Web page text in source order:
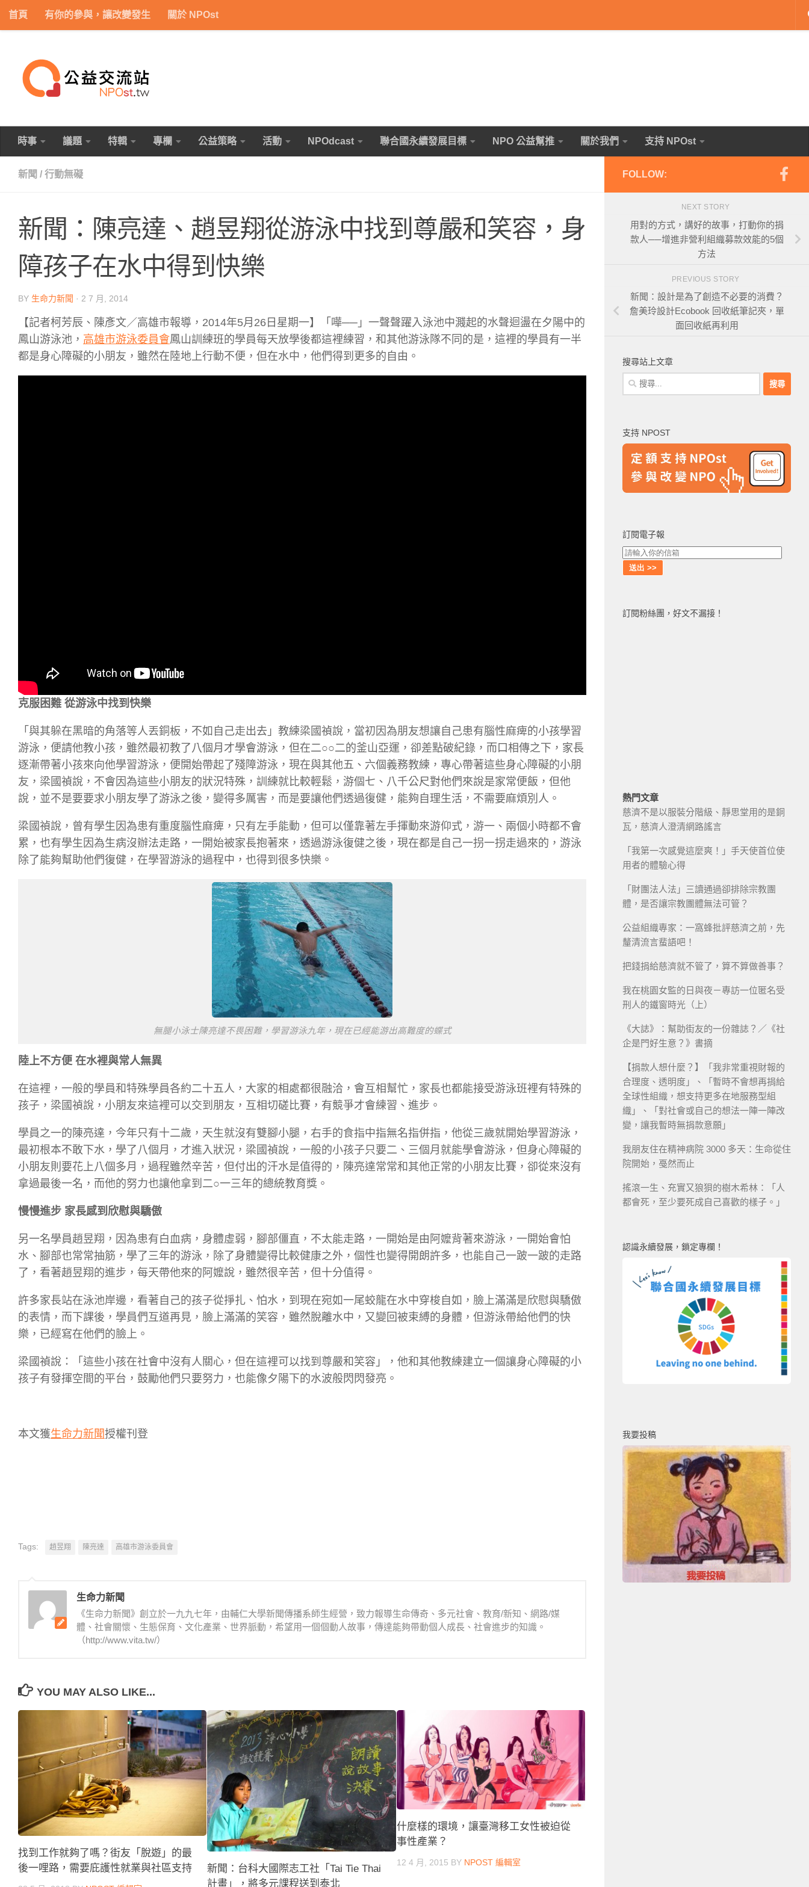
Skip to content
首頁 有你的參與，讓改變發生 關於 NPOst
時事 議題 特輯 專欄 公益策略 活動 NPOdcast 聯合國永續發展目標 NPO 公益幫推 關於我們 支持 NPOst
新聞 / 行動無礙
新聞：陳亮達、趙昱翔從游泳中找到尊嚴和笑容，身
障孩子在水中得到快樂
BY 生命力新聞 · 2 7 月, 2014
【記者柯芳辰、陳彥文／高雄市報導，2014年5月26日星期一】「嘩──」一聲聲躍入泳池中濺起的水聲迴盪在夕陽中的
鳳山游泳池， 高雄市游泳委員會鳳山訓練班的學員每天放學後都這裡練習，和其他游泳隊不同的是，這裡的學員有一半
都是身心障礙的小朋友，雖然在陸地上行動不便，但在水中，他們得到更多的自由。
克服困難 從游泳中找到快樂
「與其躲在黑暗的角落等人丟銅板，不如自己走出去」教練梁國禎說，當初因為朋友想讓自己患有腦性麻痺的小孩學習
游泳，便請他教小孩，雖然最初教了八個月才學會游泳，但在二○○二的釜山亞運，卻差點破紀錄，而口相傳之下，家長
逐漸帶著小孩來向他學習游泳，便開始帶起了殘障游泳，現在與其他五、六個義務教練，專心帶著這些身心障礙的小朋
友，梁國禎說，不會因為這些小朋友的狀況特殊，訓練就比較輕鬆，游個七、八千公尺對他們來說是家常便飯，但他
說，並不是要要求小朋友學了游泳之後，變得多厲害，而是要讓他們透過復健，能夠自理生活，不需要麻煩別人。
梁國禎說，曾有學生因為患有重度腦性麻痺，只有左手能動，但可以僅靠著左手揮動來游仰式，游一、兩個小時都不會
累，也有學生因為生病沒辦法走路，一開始被家長抱著來，透過游泳復健之後，現在都是自己一拐一拐走過來的，游泳
除了能夠幫助他們復健，在學習游泳的過程中，也得到很多快樂。
無腿小泳士陳亮達不畏困難，學習游泳九年，現在已經能游出高難度的蝶式
陸上不方便 在水裡與常人無異
在這裡，一般的學員和特殊學員各約二十五人，大家的相處都很融洽，會互相幫忙，家長也都能接受游泳班裡有特殊的
孩子，梁國禎說，小朋友來這裡可以交到朋友，互相切磋比賽，有競爭才會練習、進步。
學員之一的陳亮達，今年只有十二歲，天生就沒有雙腳小腿，右手的食指中指無名指併指，他從三歲就開始學習游泳，
最初根本不敢下水，學了八個月，才進入狀況，梁國禎說，一般的小孩子只要二、三個月就能學會游泳，但身心障礙的
小朋友則要花上八個多月，過程雖然辛苦，但付出的汗水是值得的，陳亮達常常和其他正常的小朋友比賽，卻從來沒有
拿過最後一名，而他的努力也讓他拿到二○一三年的總統教育獎。
慢慢進步 家長感到欣慰與驕傲
另一名學員趙昱翔，因為患有白血病，身體虛弱，腳部僵直，不太能走路，一開始是由阿嬤背著來游泳，一開始會怕
水、腳部也常常抽筋，學了三年的游泳，除了身體變得比較健康之外，個性也變得開朗許多，也能自己一跛一跛的走路
了，看著趙昱翔的進步，每天帶他來的阿嬤說，雖然很辛苦，但十分值得。
許多家長站在泳池岸邊，看著自己的孩子從掙扎、怕水，到現在宛如一尾蛟龍在水中穿梭自如，臉上滿滿是欣慰與驕傲
的表情，而下課後，學員們互道再見，臉上滿滿的笑容，雖然脫離水中，又變回被束縛的身體，但游泳帶給他們的快
樂，已經寫在他們的臉上。
梁國禎說：「這些小孩在社會中沒有人關心，但在這裡可以找到尊嚴和笑容」，他和其他教練建立一個讓身心障礙的小
孩子有發揮空間的平台，鼓勵他們只要努力，也能像夕陽下的水波般閃閃發亮。
本文獲生命力新聞授權刊登
Tags: 趙昱翔 陳亮達 高雄市游泳委員會
生命力新聞
《生命力新聞》創立於一九九七年，由輔仁大學新聞傳播系師生經營，致力報導生命傳奇、多元社會、教育/新知、網路/媒
體、社會關懷、生態保育、文化產業、世界脈動，希望用一個個動人故事，傳達能夠帶動個人成長、社會進步的知識。
（http://www.vita.tw/）
YOU MAY ALSO LIKE...
找到工作就夠了嗎？街友「脫遊」的最
後一哩路，需要庇護性就業與社區支持
新聞：台科大國際志工社「Tai Tie Thai
計畫」，將多元課程送到泰北
什麼樣的環境，讓臺灣移工女性被迫從
事性產業？
12 4 月, 2015 BY NPOST 編輯室
FOLLOW:
NEXT STORY
用對的方式，講好的故事，打動你的捐
款人──增進非營利組織募款效能的5個
方法
PREVIOUS STORY
新聞：設計是為了創造不必要的消費？
詹美玲設計Ecobook 回收紙筆記夾，單
面回收紙再利用
搜尋站上文章
搜
尋
字:
支持 NPOST
訂閱電子報
訂閱粉絲團，好文不漏接！
熱門文章
慈濟不是以服裝分階級、靜思堂用的是銅
瓦，慈濟人澄清網路謠言
「我第一次感覺這麼爽！」手天使首位使
用者的體驗心得
「財團法人法」三讀通過卻排除宗教團
體，是否讓宗教團體無法可管？
公益組織專家：一窩蜂批評慈濟之前，先
釐清流言蜚語吧！
把錢捐給慈濟就不管了，算不算做善事？
我在桃園女監的日與夜－專訪一位匿名受
刑人的鐵窗時光（上）
《大誌》：幫助街友的一份雜誌？／《社
企是門好生意？》書摘
【捐款人想什麼？】「我非常重視財報的
合理度、透明度」、「暫時不會想再捐給
全球性組織，想支持更多在地服務型組
織」、「對社會或自己的想法一陣一陣改
變，讓我暫時無捐款意願」
我朋友住在精神病院 3000 多天：生命從住
院開始，戞然而止
搖滾一生、充實又狼狽的樹木希林：「人
都會死，至少要死成自己喜歡的樣子。」
認識永續發展，鎖定專欄！
我要投稿